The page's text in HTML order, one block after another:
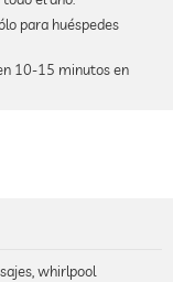
para huéspedes
10-15 minutos en
whirlpool